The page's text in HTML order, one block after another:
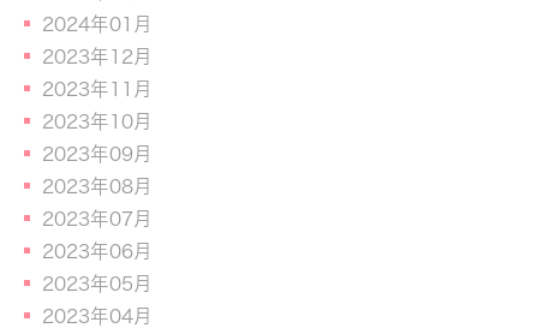
2024年01月
2023年12月
2023年11月
2023年10月
2023年09月
2023年08月
2023年07月
2023年06月
2023年05月
2023年04月